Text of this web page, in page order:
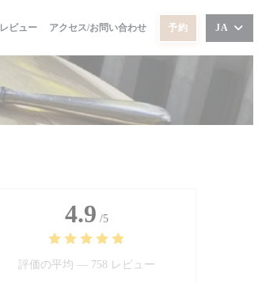
レビュー アクセス/お問い合わせ 予約 JA
4.9 /5
評価の平均 — 758 レビュー